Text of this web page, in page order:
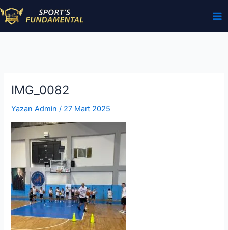
İçeriğe
atla
IMG_0082
Yazan Admin/ 27 Mart 2025